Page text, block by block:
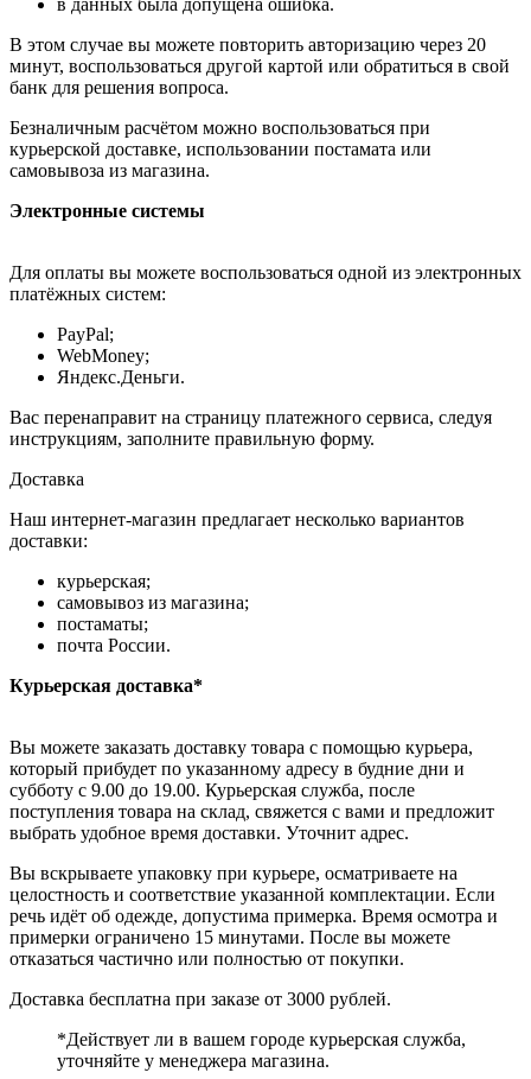
в данных была допущена ошибка.
В этом случае вы можете повторить авторизацию через 20
минут, воспользоваться другой картой или обратиться в свой
банк для решения вопроса.
Безналичным расчётом можно воспользоваться при
курьерской доставке, использовании постамата или
самовывоза из магазина.
Электронные системы
Для оплаты вы можете воспользоваться одной из электронных
платёжных систем:
PayPal;
WebMoney;
Яндекс.Деньги.
Вас перенаправит на страницу платежного сервиса, следуя
инструкциям, заполните правильную форму.
Доставка
Наш интернет-магазин предлагает несколько вариантов
доставки:
курьерская;
самовывоз из магазина;
постаматы;
почта России.
Курьерская доставка*
Вы можете заказать доставку товара с помощью курьера,
который прибудет по указанному адресу в будние дни и
субботу с 9.00 до 19.00. Курьерская служба, после
поступления товара на склад, свяжется с вами и предложит
выбрать удобное время доставки. Уточнит адрес.
Вы вскрываете упаковку при курьере, осматриваете на
целостность и соответствие указанной комплектации. Если
речь идёт об одежде, допустима примерка. Время осмотра и
примерки ограничено 15 минутами. После вы можете
отказаться частично или полностью от покупки.
Доставка бесплатна при заказе от 3000 рублей.
*Действует ли в вашем городе курьерская служба,
уточняйте у менеджера магазина.